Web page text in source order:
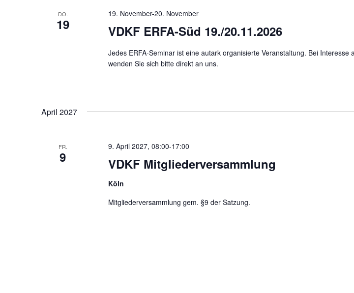
DO.
19 VDKF ERFA-Süd 19./20.11.2026
19. November-20. November
Jedes ERFA-Seminar ist eine autark organisierte Veranstaltung. Bei Interesse
wenden Sie sich bitte direkt an uns.
April 2027
FR.
9 VDKF Mitgliederversammlung
9. April 2027, 08:00-17:00
Köln
Mitgliederversammlung gem. §9 der Satzung.